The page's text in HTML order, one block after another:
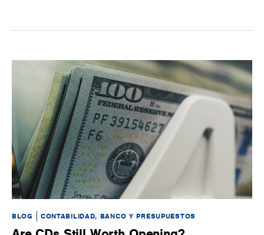
BLOG CONTABILIDAD, BANCO Y PRESUPUESTOS